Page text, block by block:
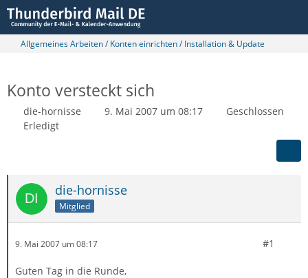
Allgemeines Arbeiten / Konten einrichten / Installation & Update
Konto versteckt sich
die-hornisse 9. Mai 2007 um 08:17
Geschlossen
Erledigt
die-hornisse
Mitglied
9. Mai 2007 um 08:17 #1
Guten Tag in die Runde,